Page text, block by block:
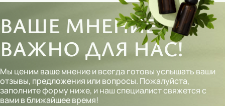
ВАШЕ МНЕНИЕ
ВАЖНО ДЛЯ НАС!
Мы ценим ваше мнение и всегда готовы услышать ваши
отзывы, предложения или вопросы. Пожалуйста,
заполните форму ниже, и наш специалист свяжется с
вами в ближайшее время!